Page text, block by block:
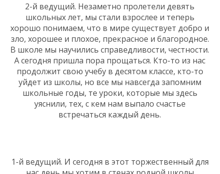
2-й ведущий. Незаметно пролетели девять
школьных лет, мы стали взрослее и теперь
хорошо понимаем, что в мире существует добро и
зло, хорошее и плохое, прекрасное и благородное.
В школе мы научились справедливости, честности.
А сегодня пришла пора прощаться. Кто-то из нас
продолжит свою учебу в десятом классе, кто-то
уйдет из школы, но все мы навсегда запомним
школьные годы, те уроки, которые мы здесь
уяснили, тех, с кем нам выпало счастье
встречаться каждый день.
1-й ведущий. И сегодня в этот торжественный для